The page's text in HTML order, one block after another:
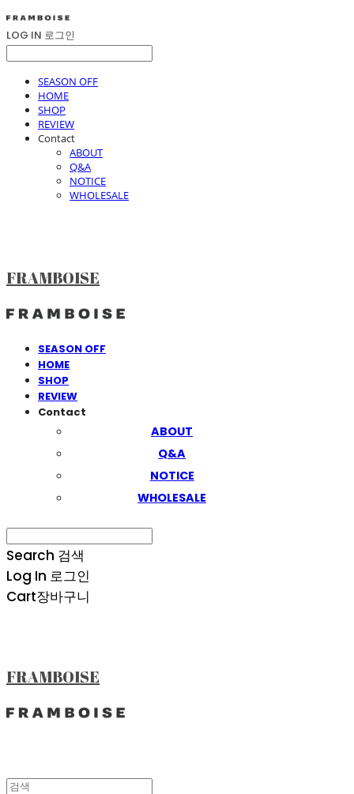
LOG IN 로그인
SEASON OFF
HOME
SHOP
REVIEW
Contact
ABOUT
Q&A
NOTICE
WHOLESALE
FRAMBOISE
SEASON OFF
HOME
SHOP
REVIEW
Contact
ABOUT
Q&A
NOTICE
WHOLESALE
Search 검색
Log In 로그인
Cart장바구니
FRAMBOISE